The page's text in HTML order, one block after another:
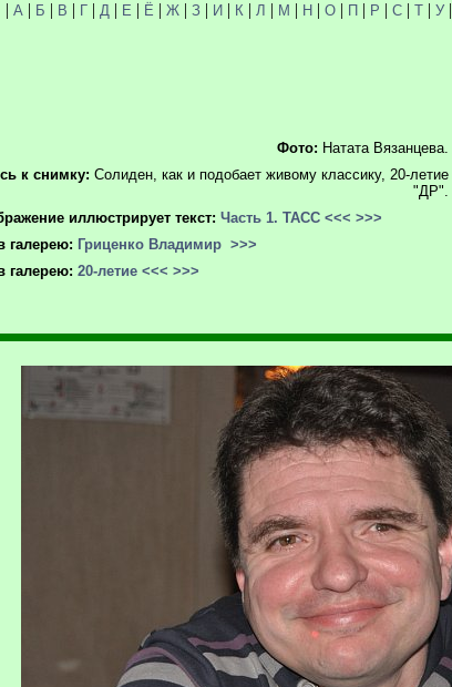
| А | Б | В | Г| Д | Е | Ё | Ж| З| И| К | Л | М | Н| О| П| Р | С| Т| У|
Фото: Натата Вязанцева.
к снимку: Солиден, как и подобает живому классику, 20-летие
"ДР".
иллюстрирует текст: Часть 1. ТАСС <<< >>>
галерею: Гриценко Владимир >>>
галерею: 20-летие <<< >>>